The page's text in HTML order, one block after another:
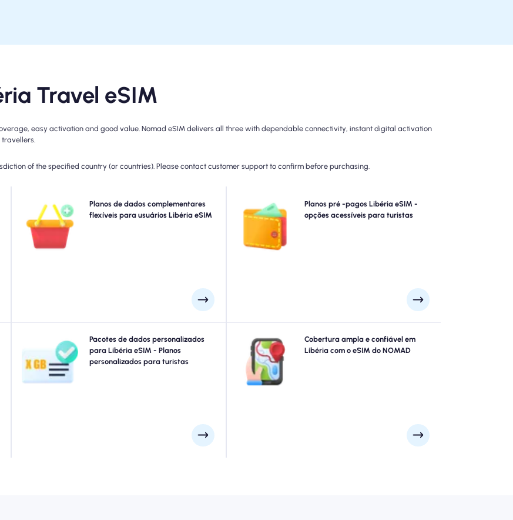
Travel eSIM
easy activation and good value. Nomad eSIM delivers all three with dependable connectivity, instant digital activation
of the specified country (or countries). Please contact customer support to confirm before purchasing.
Planos de dados complementares
flexíveis para usuários Libéria eSIM
Precisa de mais dados ou estender seu plano? Basta
comprar um complemento ao seu Libéria eSIM para
continuar desfrutando da conectividade 5G/4G perfeita.
Quando o seu plano inicial expirar, o seu complemento é
ativa automaticamente que você se conecta sem
Planos pré -pagos Libéria eSIM -
opções acessíveis para turistas
Escolha nossos planos pré-pagos Libéria eSIM para
conectividade 4G/5G sem complicações. Pague
antecipadamente para evitar surpresas de cobrança
pós-viagem e manter o controle total sobre o uso e os
Pacotes de dados personalizados
para Libéria eSIM - Planos
personalizados para turistas
Viajando para Libéria? Escolha em nossos pacotes de
dados Libéria eSIM projetados para atender a todas as
necessidades, com conectividade 4G/5G perfeita.
Alguns de nossos eSIMs exigem ativação manual,
verifique seu email de instalação para ter certeza.
Cobertura ampla e confiável em
Libéria com o eSIM do NOMAD
Explore Libéria com confiança usando o Libéria eSIM do
NOMAD, fornecendo cobertura 4G/5G confiável nas
principais atrações e distritos comerciais da cidade.
Fique conectado, não importa onde sua jornada o leve.